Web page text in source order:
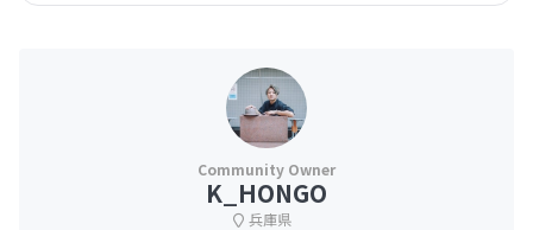
K_HONGO
兵庫県